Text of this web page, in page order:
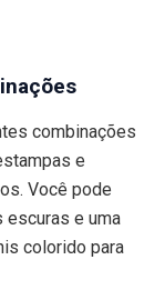
combinações
e
Você pode
escuras e uma
colorido para